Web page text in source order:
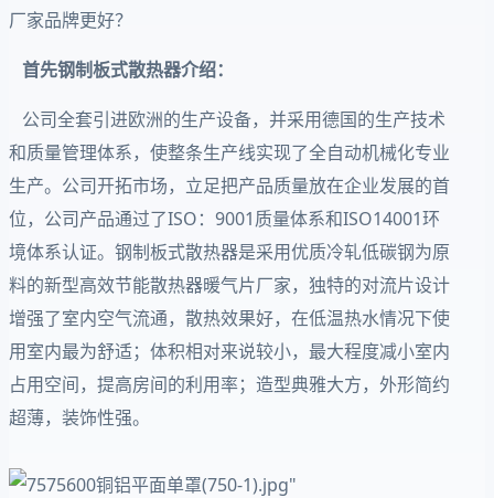
厂家品牌更好？
首先钢制板式散热器介绍：
公司全套引进欧洲的生产设备，并采用德国的生产技术
和质量管理体系，使整条生产线实现了全自动机械化专业
生产。公司开拓市场，立足把产品质量放在企业发展的首
位，公司产品通过了ISO：9001质量体系和ISO14001环
境体系认证。钢制板式散热器是采用优质冷轧低碳钢为原
料的新型高效节能散热器暖气片厂家，独特的对流片设计
增强了室内空气流通，散热效果好，在低温热水情况下使
用室内最为舒适；体积相对来说较小，最大程度减小室内
占用空间，提高房间的利用率；造型典雅大方，外形简约
超薄，装饰性强。
"